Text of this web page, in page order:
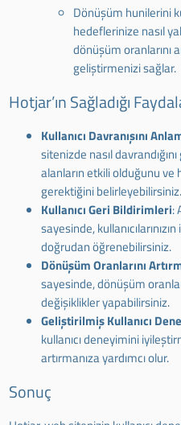
Dönüşüm hunilerini
hedeflerinize nasıl
dönüşüm oranlarını
geliştirmenizi sağlar.
Hotjar’ın Sağladığı
Kullanıcı Davranışını
sitenizde nasıl
alanların etkili olduğunu
gerektiğini belirleyebilirsiniz.
Kullanıcı Geri Bildirimleri:
sayesinde,
doğrudan öğrenebilirsiniz.
Dönüşüm Oranlarını
sayesinde, dönüşüm
değişiklikler yapabilirsiniz.
Geliştirilmiş Kullanıcı
kullanıcı deneyimini
artırmanıza yardımcı olur.
Sonuç